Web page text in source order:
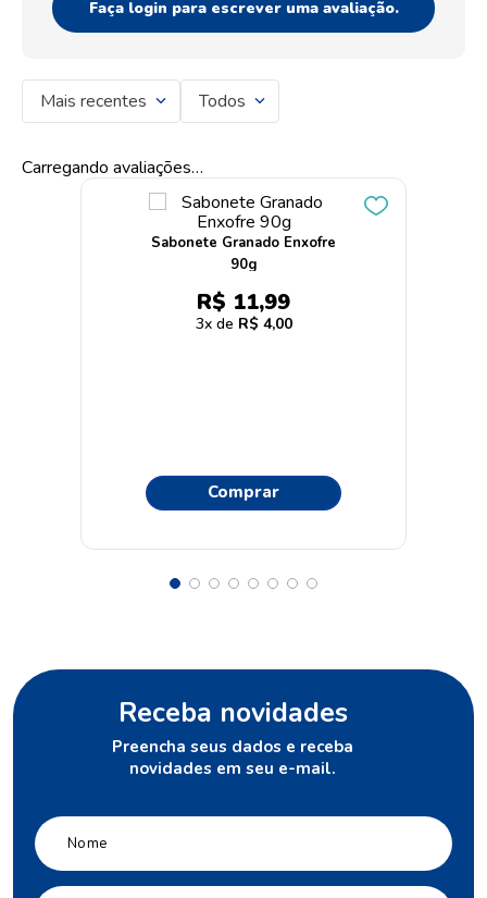
Faça login para escrever uma avaliação.
Mais recentes Todos
Carregando avaliações…
Sabonete Granado Enxofre
90g
R$ 11,99
3 R$ 4,00
Comprar
Receba novidades
Preencha seus dados e receba
novidades em seu e-mail.